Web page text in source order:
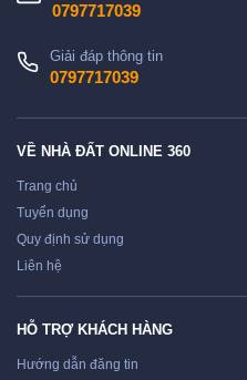
0797717039
Giải đáp thông tin
0797717039
VỀ NHÀ ĐẤT ONLINE 360
Trang chủ
Tuyển dụng
Quy định sử dụng
Liên hệ
HỖ TRỢ KHÁCH HÀNG
Hướng dẫn đăng tin